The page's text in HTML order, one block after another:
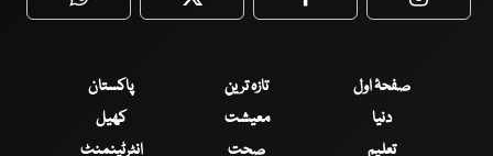
WhatsApp Twitter Facebook
صفحۂ اول تازہ ترین
پاکستان
دنیا
معیشت
کھیل
تعلیم
صحت انٹرٹینمنٹ